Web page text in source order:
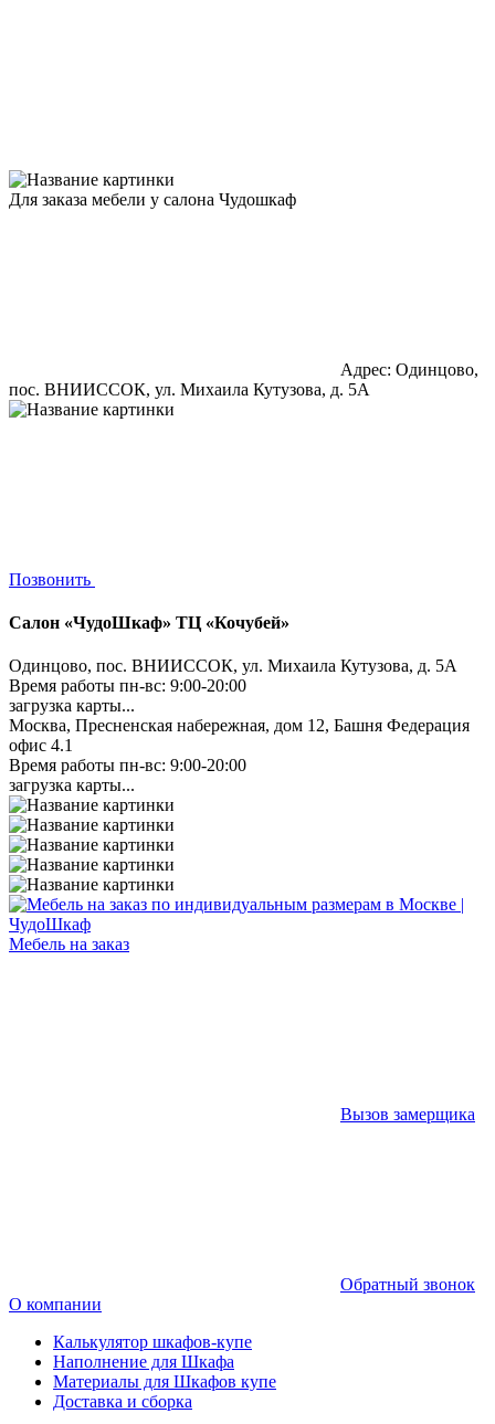
Для заказа мебели у салона Чудошкаф
Адрес: Одинцово,
пос. ВНИИССОК, ул. Михаила Кутузова, д. 5А
Позвонить
Салон «ЧудоШкаф» ТЦ «Кочубей»
Одинцово, пос. ВНИИССОК, ул. Михаила Кутузова, д. 5А
Время работы пн-вс: 9:00-20:00
загрузка карты...
Москва, Пресненская набережная, дом 12, Башня Федерация
офис 4.1
Время работы пн-вс: 9:00-20:00
загрузка карты...
Мебель на заказ
Вызов замерщика
Обратный звонок
О компании
Калькулятор шкафов-купе
Наполнение для Шкафа
Материалы для Шкафов купе
Доставка и сборка